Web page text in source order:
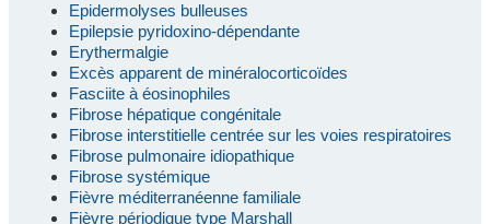
Epidermolyses bulleuses
Epilepsie pyridoxino-dépendante
Erythermalgie
Excès apparent de minéralocorticoïdes
Fasciite à éosinophiles
Fibrose hépatique congénitale
Fibrose interstitielle centrée sur les voies respiratoires
Fibrose pulmonaire idiopathique
Fibrose systémique
Fièvre méditerranéenne familiale
Fièvre périodique type Marshall